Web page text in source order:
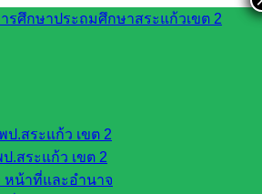
.สระแก้ว เขต 2
.สระแก้ว เขต 2
หน้าที่และอำนาจ
ชั้นมัธยมศึกษาปีที่ ๓ ปีการศึกษา
อบ O-NET ชั้นมัธยมศึกษา
า ๒๕๖๕